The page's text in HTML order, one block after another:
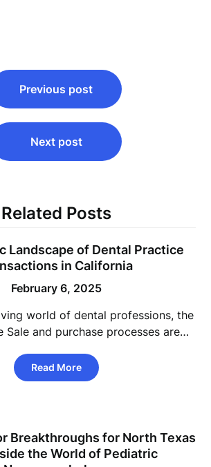
Previous post
Next post
Related Posts
Landscape of Dental Practice
in California
February 6, 2025
world of dental professions, the
Sale and purchase processes are…
Read More
Breakthroughs for North Texas
the World of Pediatric